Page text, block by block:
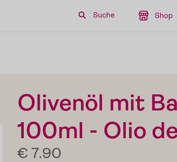
Suche Shop
Olivenöl mit
100ml - Olio
€ 7.90